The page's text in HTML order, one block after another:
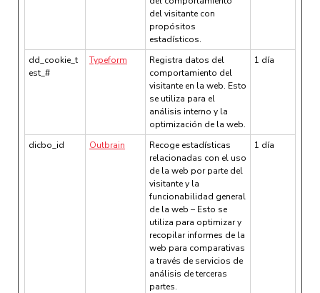
del visitante con
propósitos
estadísticos.
dd_cookie_t
est_#
Typeform
Registra datos del
comportamiento del
visitante en la web. Esto
se utiliza para el
análisis interno y la
optimización de la web.
1 día
dicbo_id Outbrain
Recoge estadísticas
relacionadas con el uso
de la web por parte del
visitante y la
funcionabilidad general
de la web – Esto se
utiliza para optimizar y
recopilar informes de la
web para comparativas
a través de servicios de
análisis de terceras
partes.
1 día